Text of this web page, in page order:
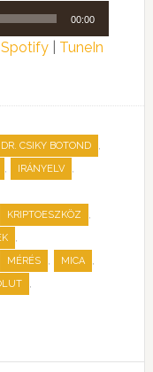
00:00
Spotify| TuneIn
DR. CSIKY BOTOND ,
, IRÁNYELV ,
KRIPTOESZKÖZ ,
,
MÉRÉS , MICA ,
,